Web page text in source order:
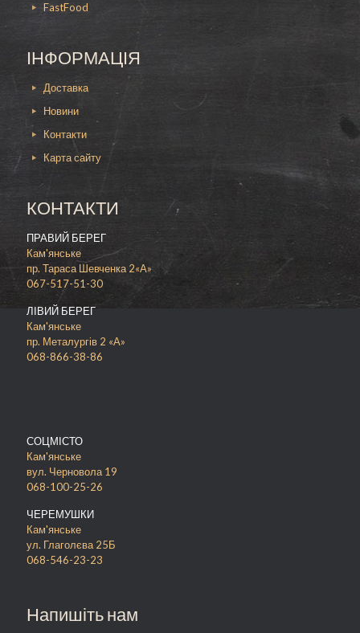
FastFood
ІНФОРМАЦІЯ
Доставка
Новини
Контакти
Карта сайту
КОНТАКТИ
ПРАВИЙ БЕРЕГ
Кам'янське
пр. Тараса Шевченка 2«А»
067-517-51-30
ЛІВИЙ БЕРЕГ
Кам'янське
пр. Металургів 2 «А»
068-866-38-86
СОЦМІСТО
Кам'янське
вул. Черновола 19
068-100-25-26
ЧЕРЕМУШКИ
Кам'янське
ул. Глаголєва 25Б
068-546-23-23
Напишіть нам